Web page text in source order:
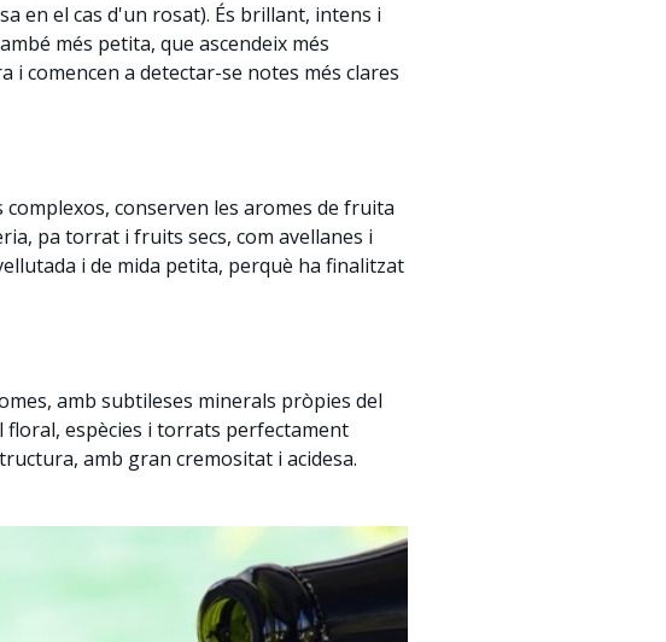
en el cas d'un rosat). És brillant, intens i
més petita, que ascendeix més
comencen a detectar-se notes més clares
complexos, conserven les aromes de fruita
pa torrat i fruits secs, com avellanes i
i de mida petita, perquè ha finalitzat
amb subtileses minerals pròpies del
floral, espècies i torrats perfectament
amb gran cremositat i acidesa.